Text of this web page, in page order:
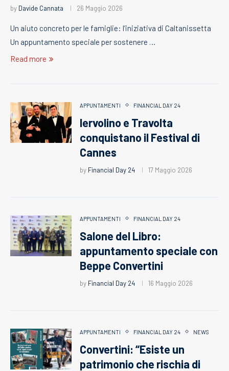
by Davide Cannata 26 Maggio 2026
Un aiuto concreto per le famiglie: l’iniziativa di Caltanissetta
Un appuntamento speciale per sostenere …
Read more
APPUNTAMENTI FINANCIAL DAY 24
Iervolino e Travolta
conquistano il Festival di
Cannes
by Financial Day 24 17 Maggio 2026
APPUNTAMENTI FINANCIAL DAY 24
Salone del Libro:
appuntamento speciale con
Beppe Convertini
by Financial Day 24 16 Maggio 2026
APPUNTAMENTI FINANCIAL DAY 24 NEWS
Convertini: “Esiste un
patrimonio che rischia di